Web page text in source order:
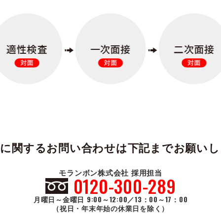
関するお問い合わせは下記までお願い
モランボン株式会社 採用担当
0120-300-289
月曜日～金曜日 9:00～12:00／13：00～17：00
（祝日・年末年始の休業日を除く）